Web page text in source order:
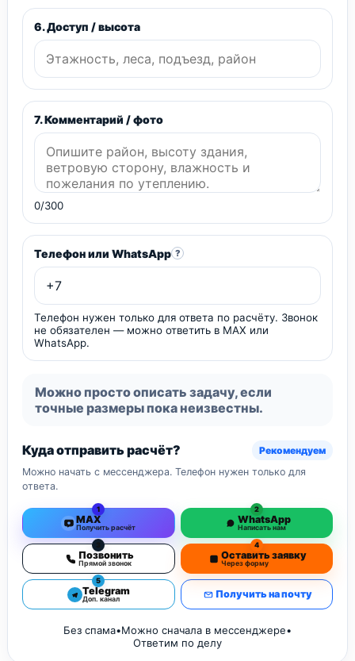
6. Доступ / высота
7. Комментарий / фото
0/300
Телефон или WhatsApp ?
Телефон нужен только для ответа по расчёту. Звонок
не обязателен — можно ответить в MAX или
WhatsApp.
Можно просто описать задачу, если
точные размеры пока неизвестны.
Куда отправить расчёт?
Рекомендуем
Можно начать с мессенджера. Телефон нужен только для
ответа.
1
MAX
Получить расчёт
2
WhatsApp
Написать нам
3
Позвонить
Прямой звонок
4
Оставить заявку
Через форму
5
Telegram
Доп. канал Получить на почту
Без спама•Можно сначала в мессенджере•
Ответим по делу